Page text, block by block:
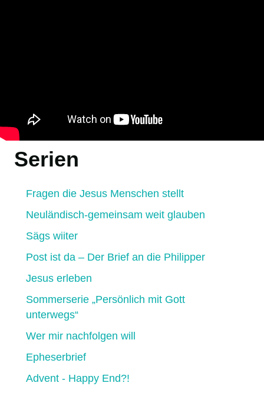
Serien
Fragen die Jesus Menschen stellt
Neuländisch-gemeinsam weit glauben
Sägs wiiter
Post ist da – Der Brief an die Philipper
Jesus erleben
Sommerserie „Persönlich mit Gott
unterwegs“
Wer mir nachfolgen will
Epheserbrief
Advent - Happy End?!